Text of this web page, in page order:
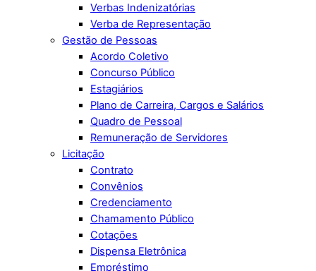
Verbas Indenizatórias
Verba de Representação
Gestão de Pessoas
Acordo Coletivo
Concurso Público
Estagiários
Plano de Carreira, Cargos e Salários
Quadro de Pessoal
Remuneração de Servidores
Licitação
Contrato
Convênios
Credenciamento
Chamamento Público
Cotações
Dispensa Eletrônica
Empréstimo